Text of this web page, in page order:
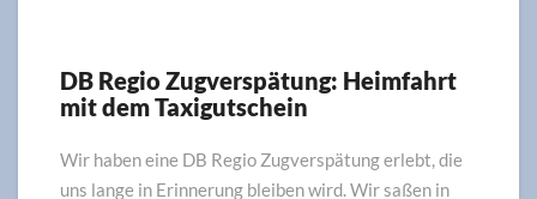
DB
Regio
Heimfahrt
mit
DB Regio Zugverspätung: Heimfahrt
mit dem Taxigutschein
Wir haben eine DB Regio Zugverspätung erlebt, die
uns lange in Erinnerung bleiben wird. Wir saßen in